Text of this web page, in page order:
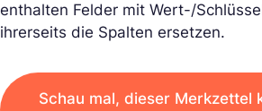
enthalten Felder mit Wert-/
ihrerseits die Spalten ersetzen.
Schau mal, dieser Merkzettel